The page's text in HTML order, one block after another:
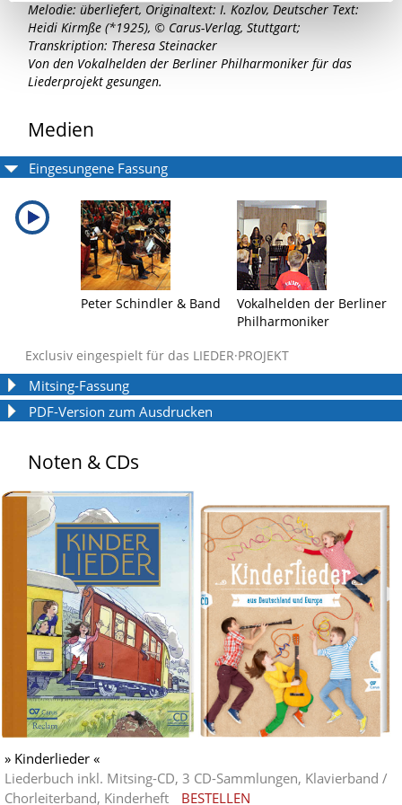
Melodie: überliefert, Originaltext: I. Kozlov, Deutscher Text:
Heidi Kirmße (*1925), © Carus-Verlag, Stuttgart;
Transkription: Theresa Steinacker
Von den Vokalhelden der Berliner Philharmoniker für das
Liederprojekt gesungen.
Medien
Eingesungene Fassung
Peter Schindler & Band
Vokalhelden der Berliner
Philharmoniker
Exclusiv eingespielt für das LIEDER·PROJEKT
Mitsing-Fassung
PDF-Version zum Ausdrucken
Noten & CDs
» Kinderlieder «
Liederbuch inkl. Mitsing-CD, 3 CD-Sammlungen, Klavierband /
Chorleiterband, Kinderheft
BESTELLEN